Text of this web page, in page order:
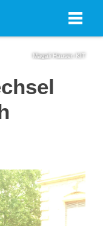
Magali Hauser, KIT